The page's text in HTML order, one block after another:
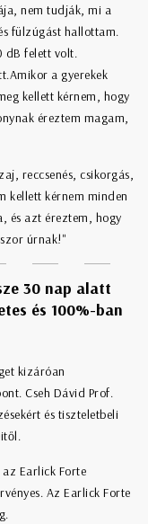
nem tudják, mi a
fülzúgást hallottam.
dB felett volt.
a gyerekek
kellett kérnem, hogy
éreztem magam,
reccsenés, csikorgás,
kellett kérnem minden
és azt éreztem, hogy
úrnak!"
30 nap alatt
és 100%-ban
kizáróan
Cseh Dávid Prof.
és tiszteletbeli
Earlick Forte
Az Earlick Forte